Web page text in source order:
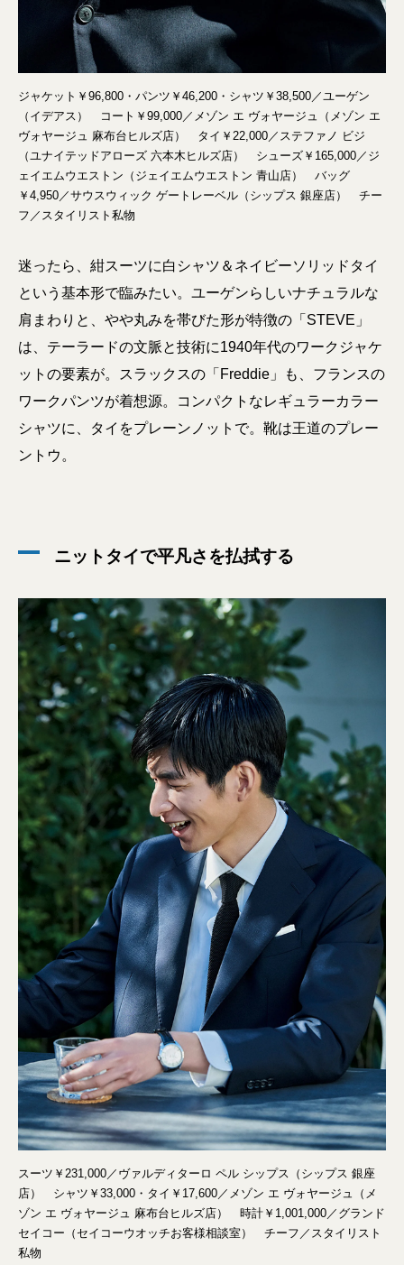
ジャケット￥96,800・パンツ￥46,200・シャツ￥38,500／ユーゲン
（イデアス） コート￥99,000／メゾン エ ヴォヤージュ（メゾン エ
ヴォヤージュ 麻布台ヒルズ店） タイ￥22,000／ステファノ ビジ
（ユナイテッドアローズ 六本木ヒルズ店） シューズ￥165,000／ジ
ェイエムウエストン（ジェイエムウエストン 青山店） バッグ
￥4,950／サウスウィック ゲートレーベル（シップス 銀座店） チー
フ／スタイリスト私物
迷ったら、紺スーツに白シャツ＆ネイビーソリッドタイ
という基本形で臨みたい。ユーゲンらしいナチュラルな
肩まわりと、やや丸みを帯びた形が特徴の「STEVE」
は、テーラードの文脈と技術に1940年代のワークジャケ
ットの要素が。スラックスの「Freddie」も、フランスの
ワークパンツが着想源。コンパクトなレギュラーカラー
シャツに、タイをプレーンノットで。靴は王道のプレー
ントウ。
ニットタイで平凡さを払拭する
スーツ￥231,000／ヴァルディターロ ペル シップス（シップス 銀座
店） シャツ￥33,000・タイ￥17,600／メゾン エ ヴォヤージュ（メ
ゾン エ ヴォヤージュ 麻布台ヒルズ店） 時計￥1,001,000／グランド
セイコー（セイコーウオッチお客様相談室） チーフ／スタイリスト
私物